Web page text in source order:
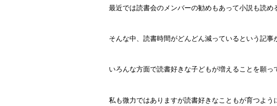
最近では読書会のメンバーの勧めもあって小説も読め
そんな中、読書時間がどんどん減っているという記事
いろんな方面で読書好きな子どもが増えることを願っ
私も微力ではありますが読書好きなこともが育つよう